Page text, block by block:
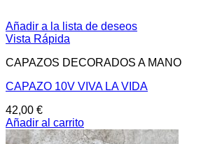
Añadir a la lista de deseos
Vista Rápida
CAPAZOS DECORADOS A MANO
CAPAZO 10V VIVA LA VIDA
42,00 €
Añadir al carrito